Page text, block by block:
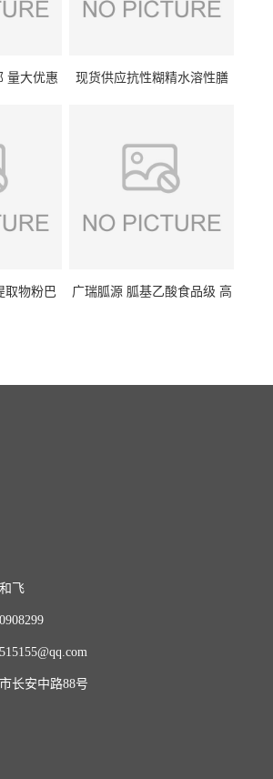
量大优惠
现货供应抗性糊精水溶性膳
取物粉巴
广瑞胍源 胍基乙酸食品级 高
飞
长安中路88号